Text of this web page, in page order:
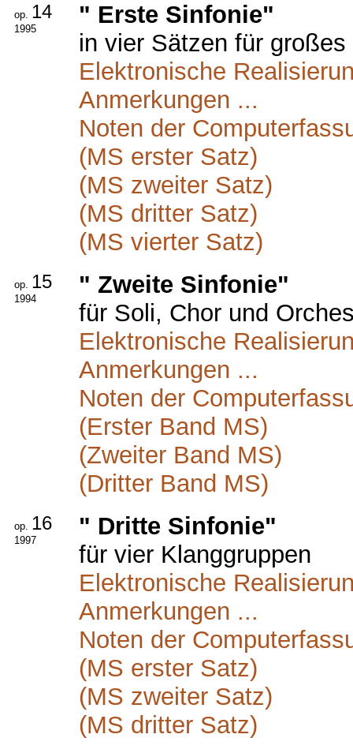
op. 14
1995
" Erste Sinfonie"
in vier Sätzen für
Elektronische
Anmerkungen ...
Noten der
(MS erster Satz)
(MS zweiter Satz)
(MS dritter Satz)
(MS vierter Satz)
op. 15
1994
" Zweite Sinfonie"
für Soli, Chor und
Elektronische
Anmerkungen ...
Noten der
(Erster Band MS)
(Zweiter Band MS)
(Dritter Band MS)
op. 16
1997
" Dritte Sinfonie"
für vier Klanggruppen
Elektronische
Anmerkungen ...
Noten der
(MS erster Satz)
(MS zweiter Satz)
(MS dritter Satz)